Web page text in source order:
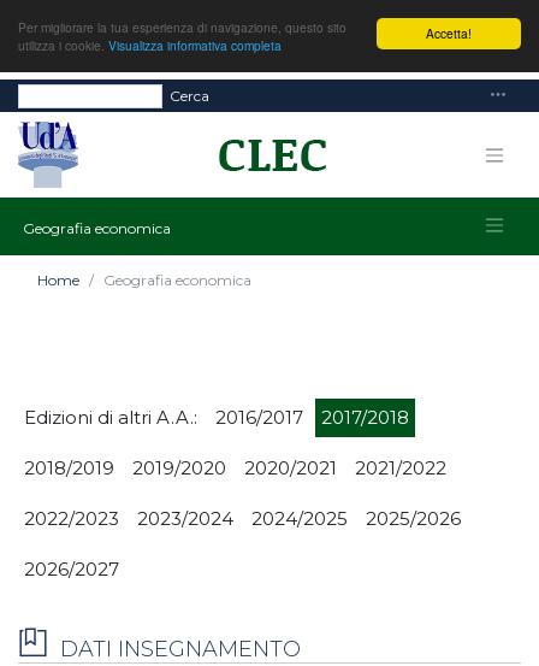
Accetta!
Per migliorare la tua esperienza di navigazione, questo sito
utilizza i cookie. Visualizza informativa completa
Cerca
Geografia economica
Home Geografia economica
Edizioni di altri A.A.: 2016/2017 2017/2018
2018/2019 2019/2020 2020/2021 2021/2022
2022/2023 2023/2024 2024/2025 2025/2026
2026/2027
DATI INSEGNAMENTO